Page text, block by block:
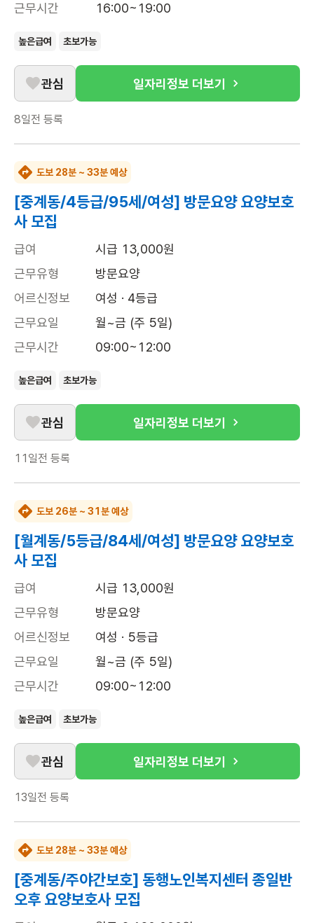
근무시간
16:00~19:00
높은급여 초보가능
관심 일자리정보 더보기
8일전 등록
도보 28분 ~ 33분 예상
[중계동/4등급/95세/여성] 방문요양 요양보호
사 모집
급여
시급 13,000원
근무유형
방문요양
어르신정보
여성 · 4등급
근무요일
월~금 (주 5일)
근무시간
09:00~12:00
높은급여 초보가능
관심 일자리정보 더보기
11일전 등록
도보 26분 ~ 31분 예상
[월계동/5등급/84세/여성] 방문요양 요양보호
사 모집
급여
시급 13,000원
근무유형
방문요양
어르신정보
여성 · 5등급
근무요일
월~금 (주 5일)
근무시간
09:00~12:00
높은급여 초보가능
관심 일자리정보 더보기
13일전 등록
도보 28분 ~ 33분 예상
[중계동/주야간보호] 동행노인복지센터 종일반
오후 요양보호사 모집